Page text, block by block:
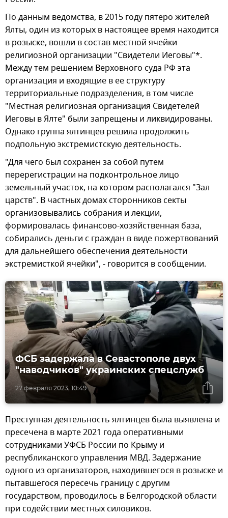
По данным ведомства, в 2015 году пятеро жителей
Ялты, один из которых в настоящее время находится
в розыске, вошли в состав местной ячейки
религиозной организации "Свидетели Иеговы"*.
Между тем решением Верховного суда РФ эта
организация и входящие в ее структуру
территориальные подразделения, в том числе
"Местная религиозная организация Свидетелей
Иеговы в Ялте" были запрещены и ликвидированы.
Однако группа ялтинцев решила продолжить
подпольную экстремистскую деятельность.
"Для чего был сохранен за собой путем
перерегистрации на подконтрольное лицо
земельный участок, на котором располагался "Зал
царств". В частных домах сторонников секты
организовывались собрания и лекции,
формировалась финансово-хозяйственная база,
собирались деньги с граждан в виде пожертвований
для дальнейшего обеспечения деятельности
экстремисткой ячейки", - говорится в сообщении.
27 февраля 2023, 10:49
ФСБ задержала в Севастополе двух
"наводчиков" украинских спецслужб
Преступная деятельность ялтинцев была выявлена и
пресечена в марте 2021 года оперативными
сотрудниками УФСБ России по Крыму и
республиканского управления МВД. Задержание
одного из организаторов, находившегося в розыске и
пытавшегося пересечь границу с другим
государством, проводилось в Белгородской области
при содействии местных силовиков.